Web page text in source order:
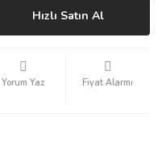
Hızlı Satın Al
Yorum Yaz Fiyat Alarmı